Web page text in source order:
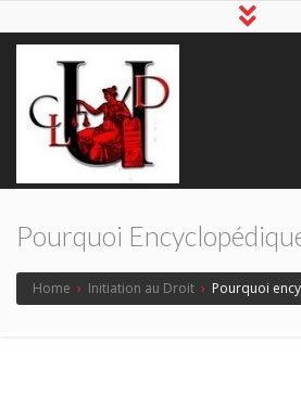
Pourquoi
Home › Initiation au Droit › Pourquoi